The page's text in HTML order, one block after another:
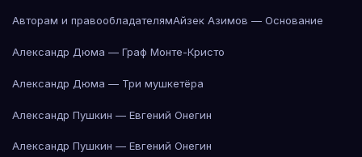
Авторам и правообладателямАйзек Азимов — Основание
Александр Дюма — Граф Монте-Кристо
Александр Дюма — Три мушкетёра
Александр Пушкин — Евгений Онегин
Александр Пушкин — Евгений Онегин